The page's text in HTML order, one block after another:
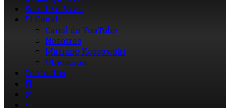
Señal En Vivo
El Canal
Canal de YouTube
Nosotros
Mariano Kossowski
Ubicación
Contactos